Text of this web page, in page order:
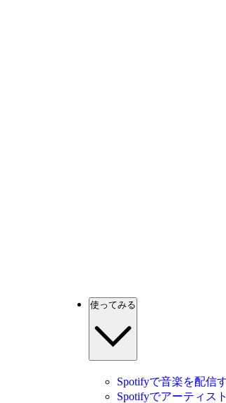
使ってみる
Spotifyで音楽を配信
Spotifyでアーティス